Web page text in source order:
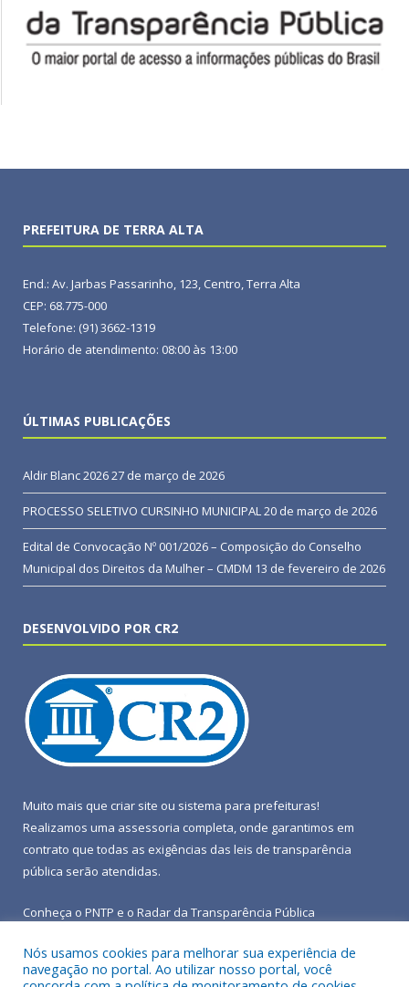
PREFEITURA DE TERRA ALTA
End.: Av. Jarbas Passarinho, 123, Centro, Terra Alta
CEP: 68.775-000
Telefone: (91) 3662-1319
Horário de atendimento: 08:00 às 13:00
ÚLTIMAS PUBLICAÇÕES
Aldir Blanc 202627 de março de 2026
PROCESSO SELETIVO CURSINHO MUNICIPAL20 de março de 2026
Edital de Convocação Nº 001/2026 – Composição do Conselho
Municipal dos Direitos da Mulher – CMDM 13 de fevereiro de 2026
DESENVOLVIDO POR CR2
Muito mais que criar site ou sistema para prefeituras!
Realizamos uma assessoria completa, onde garantimos em
contrato que todas as exigências das leis de transparência
pública serão atendidas.
Conheça o PNTP e o Radar da Transparência Pública
Nós usamos cookies para melhorar sua experiência de
navegação no portal. Ao utilizar nosso portal, você